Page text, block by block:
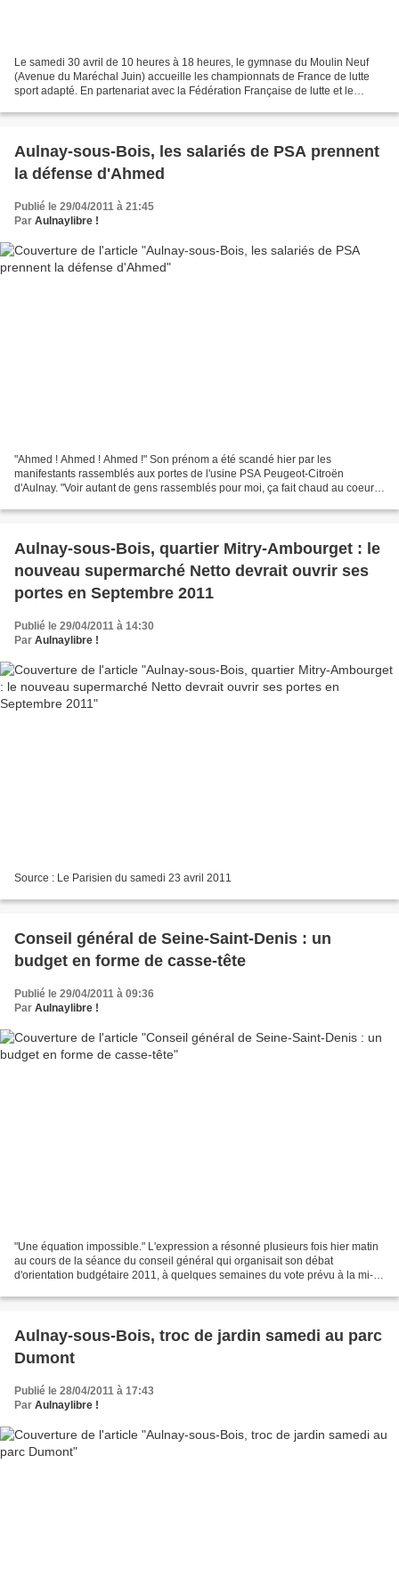
Le samedi 30 avril de 10 heures à 18 heures, le gymnase du Moulin Neuf
(Avenue du Maréchal Juin) accueille les championnats de France de lutte
sport adapté. En partenariat avec la Fédération Française de lutte et le
Aulnay-sous-Bois, les salariés de PSA prennent
la défense d'Ahmed
Publié le 29/04/2011 à 21:45
Par Aulnaylibre !
"Ahmed ! Ahmed ! Ahmed !" Son prénom a été scandé hier par les
manifestants rassemblés aux portes de l'usine PSA Peugeot-Citroën
d'Aulnay. "Voir autant de gens rassemblés pour moi, ça fait chaud au coeur",
Aulnay-sous-Bois, quartier Mitry-Ambourget : le
nouveau supermarché Netto devrait ouvrir ses
portes en Septembre 2011
Publié le 29/04/2011 à 14:30
Par Aulnaylibre !
Source : Le Parisien du samedi 23 avril 2011
Conseil général de Seine-Saint-Denis : un
budget en forme de casse-tête
Publié le 29/04/2011 à 09:36
Par Aulnaylibre !
"Une équation impossible." L'expression a résonné plusieurs fois hier matin
au cours de la séance du conseil général qui organisait son débat
d'orientation budgétaire 2011, à quelques semaines du vote prévu à la mi-
Aulnay-sous-Bois, troc de jardin samedi au parc
Dumont
Publié le 28/04/2011 à 17:43
Par Aulnaylibre !